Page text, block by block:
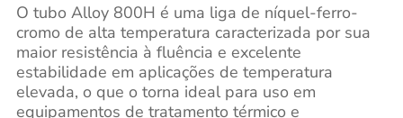
O tubo Alloy 800H é uma liga de níquel-ferro-
cromo de alta temperatura caracterizada por sua
maior resistência à fluência e excelente
estabilidade em aplicações de temperatura
elevada, o que o torna ideal para uso em
equipamentos de tratamento térmico e